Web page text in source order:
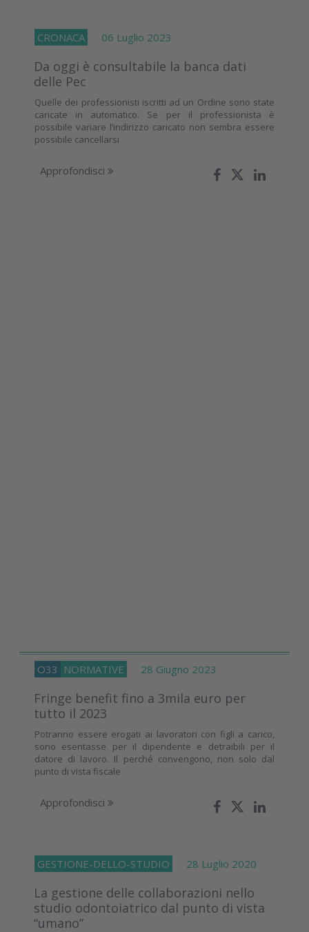
CRONACA 06 Luglio 2023
Da oggi è consultabile la banca dati
delle Pec
Quelle dei professionisti iscritti ad un Ordine sono state
caricate in automatico. Se per il professionista è
possibile variare l’indirizzo caricato non sembra essere
possibile cancellarsi
Approfondisci
O33 NORMATIVE 28 Giugno 2023
Fringe benefit fino a 3mila euro per
tutto il 2023
Potranno essere erogati ai lavoratori con figli a carico,
sono esentasse per il dipendente e detraibili per il
datore di lavoro. Il perché convengono, non solo dal
punto di vista fiscale
Approfondisci
GESTIONE-DELLO-STUDIO 28 Luglio 2020
La gestione delle collaborazioni nello
studio odontoiatrico dal punto di vista
“umano”